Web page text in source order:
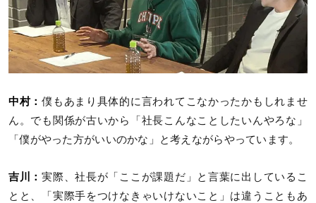
中村：僕もあまり具体的に言われてこなかったかもしれませ
ん。でも関係が古いから「社長こんなことしたいんやろな」
「僕がやった方がいいのかな」と考えながらやっています。
吉川：実際、社長が「ここが課題だ」と言葉に出しているこ
とと、「実際手をつけなきゃいけないこと」は違うこともあ